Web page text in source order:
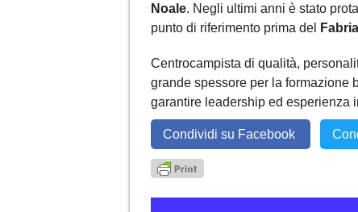
Noale. Negli ultimi anni è stato
punto di riferimento prima del
Centrocampista di qualità,
grande spessore per la formazione
garantire leadership ed esperienza
Condividi su Facebook